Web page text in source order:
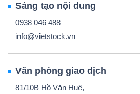
Sáng tạo nội dung
0938 046 488
info@vietstock.vn
Văn phòng giao dịch
81/10B Hồ Văn Huê,